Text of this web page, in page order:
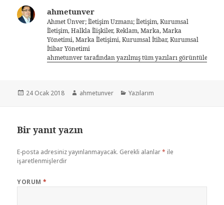
ahmetunver
Ahmet Ünver; İletişim Uzmanı; İletişim, Kurumsal
İletişim, Halkla İlişkiler, Reklam, Marka, Marka
Yönetimi, Marka İletişimi, Kurumsal İtibar, Kurumsal
İtibar Yönetimi
ahmetunver tarafından yazılmış tüm yazıları görüntüle
24 Ocak 2018 ahmetunver Yazılarım
Bir yanıt yazın
E-posta adresiniz yayınlanmayacak. Gerekli alanlar* ile
işaretlenmişlerdir
YORUM*